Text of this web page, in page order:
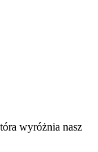
wyróżnia nasz